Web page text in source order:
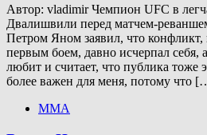
Автор: vladimir Чемпион UFC в
Двалишвили перед матчем-
Петром Яном заявил, что
первым боем, давно исчерпал себя,
любит и считает, что публика тоже
более важен для меня, потому что
ММА